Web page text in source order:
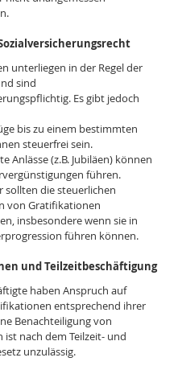
unterliegen in der Regel der
sind
Es gibt jedoch
bis zu einem bestimmten
steuerfrei sein.
Anlässe (z.B. Jubiläen) können
führen.
sollten die steuerlichen
von Gratifikationen
insbesondere wenn sie in
führen können.
und Teilzeitbeschäftigung
haben Anspruch auf
entsprechend ihrer
Benachteiligung von
ist nach dem Teilzeit- und
unzulässig.